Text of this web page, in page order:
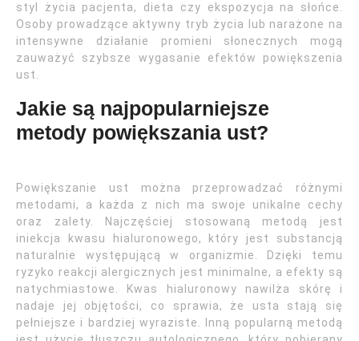
styl życia pacjenta, dieta czy ekspozycja na słońce.
Osoby prowadzące aktywny tryb życia lub narażone na
intensywne działanie promieni słonecznych mogą
zauważyć szybsze wygasanie efektów powiększenia
ust.
Jakie są najpopularniejsze
metody powiększania ust?
Powiększanie ust można przeprowadzać różnymi
metodami, a każda z nich ma swoje unikalne cechy
oraz zalety. Najczęściej stosowaną metodą jest
iniekcja kwasu hialuronowego, który jest substancją
naturalnie występującą w organizmie. Dzięki temu
ryzyko reakcji alergicznych jest minimalne, a efekty są
natychmiastowe. Kwas hialuronowy nawilża skórę i
nadaje jej objętości, co sprawia, że usta stają się
pełniejsze i bardziej wyraziste. Inną popularną metodą